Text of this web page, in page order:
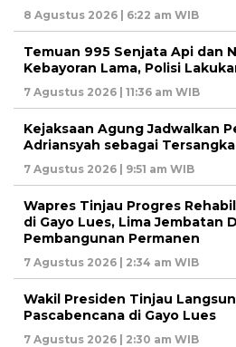
8 Agustus 2026 | 6:22 am WIB
Temuan 995 Senjata Api dan
Kebayoran Lama, Polisi
7 Agustus 2026 | 11:36 am WIB
Kejaksaan Agung Jadwalkan
Adriansyah sebagai Tersangka
7 Agustus 2026 | 9:51 am WIB
Wapres Tinjau Progres
di Gayo Lues, Lima Jembatan
Pembangunan Permanen
7 Agustus 2026 | 2:34 am WIB
Wakil Presiden Tinjau
Pascabencana di Gayo Lues
7 Agustus 2026 | 2:30 am WIB